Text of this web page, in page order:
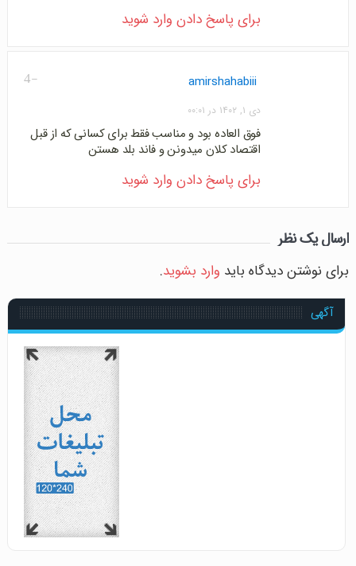
برای پاسخ دادن وارد شوید
-4 amirshahabiii
دی ۱, ۱۴۰۲ در ۰۰:۰۱
فوق العاده بود و مناسب فقط برای کسانی که از قبل
اقتصاد کلان میدونن و فاند بلد هستن
برای پاسخ دادن وارد شوید
ارسال یک نظر
برای نوشتن دیدگاه باید وارد بشوید.
آگهی